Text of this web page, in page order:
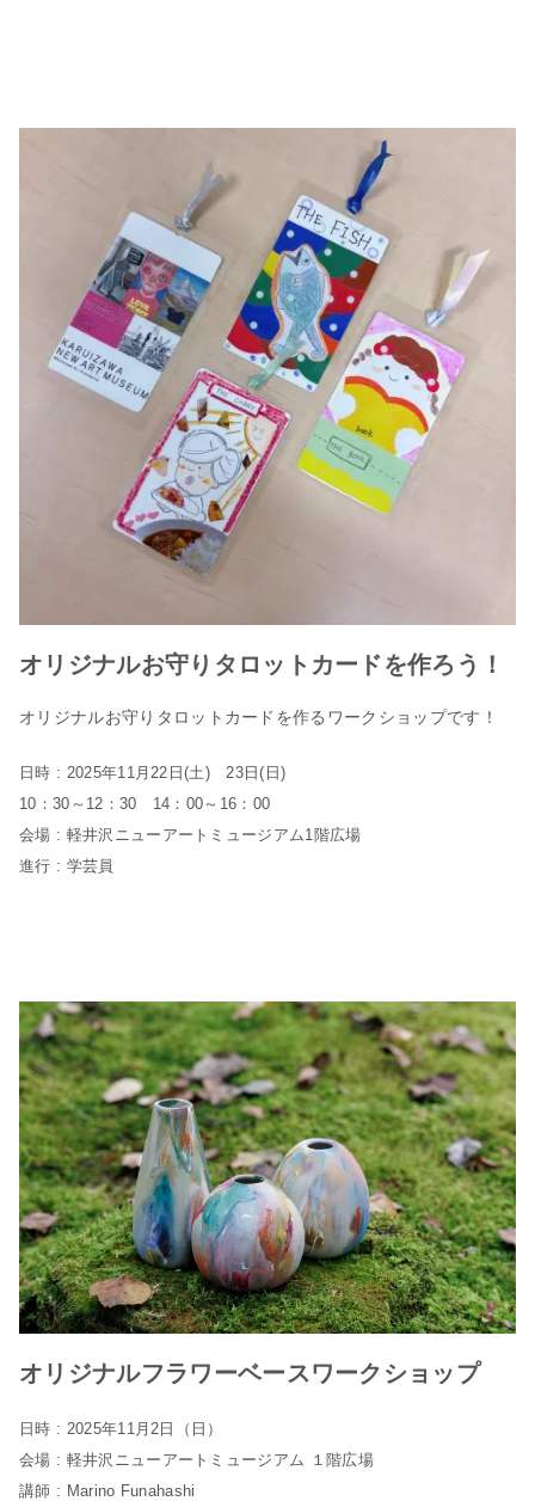
オリジナルお守りタロットカードを作ろう！
オリジナルお守りタロットカードを作るワークショップです！
日時 : 2025年11月22日(土) 23日(日)
10：30～12：30 14：00～16：00
会場 : 軽井沢ニューアートミュージアム1階広場
進行 : 学芸員
オリジナルフラワーベースワークショップ
日時 : 2025年11月2日（日）
会場 : 軽井沢ニューアートミュージアム １階広場
講師 : Marino Funahashi